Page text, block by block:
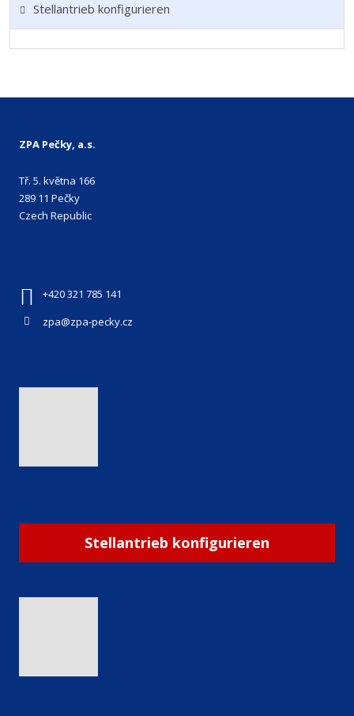
Stellantrieb konfigurieren
ZPA Pečky, a.s.
Tř. 5. května 166
289 11 Pečky
Czech Republic
+420 321 785 141
zpa@zpa-pecky.cz
Stellantrieb konfigurieren